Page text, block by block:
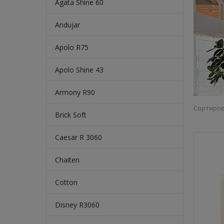
Agata Shine 60
Andujar
Apolo R75
Apolo Shine 43
Armony R90
Brick Soft
Caesar R 3060
Chaiten
Cotton
Disney R3060